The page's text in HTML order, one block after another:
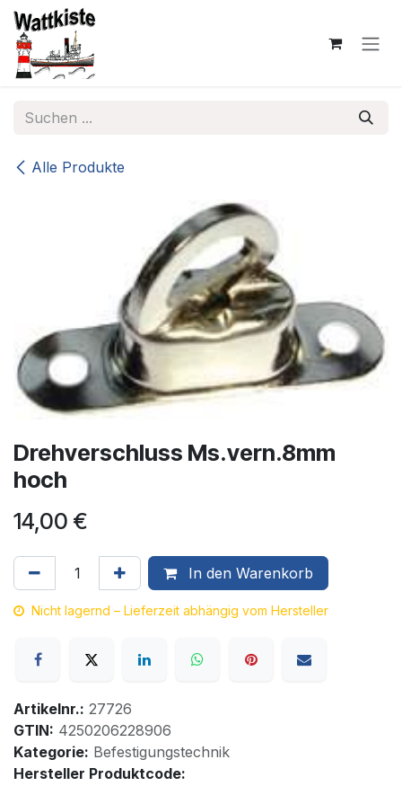
Zum Inhalt springen
Alle Produkte
Drehverschluss Ms.vern.8mm
hoch
14,00 €
In den Warenkorb
Nicht lagernd – Lieferzeit abhängig vom Hersteller
Artikelnr.: 27726
GTIN: 4250206228906
Kategorie: Befestigungstechnik
Hersteller Produktcode: